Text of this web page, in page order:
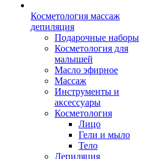
Косметология массаж
депиляция
Подарочные наборы
Косметология для
малышей
Масло эфирное
Массаж
Инструменты и
аксессуары
Косметология
Лицо
Гели и мыло
Тело
Депиляция